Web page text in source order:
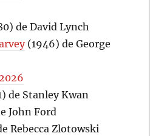
de David Lynch
(1946) de George
de Stanley Kwan
John Ford
Rebecca Zlotowski